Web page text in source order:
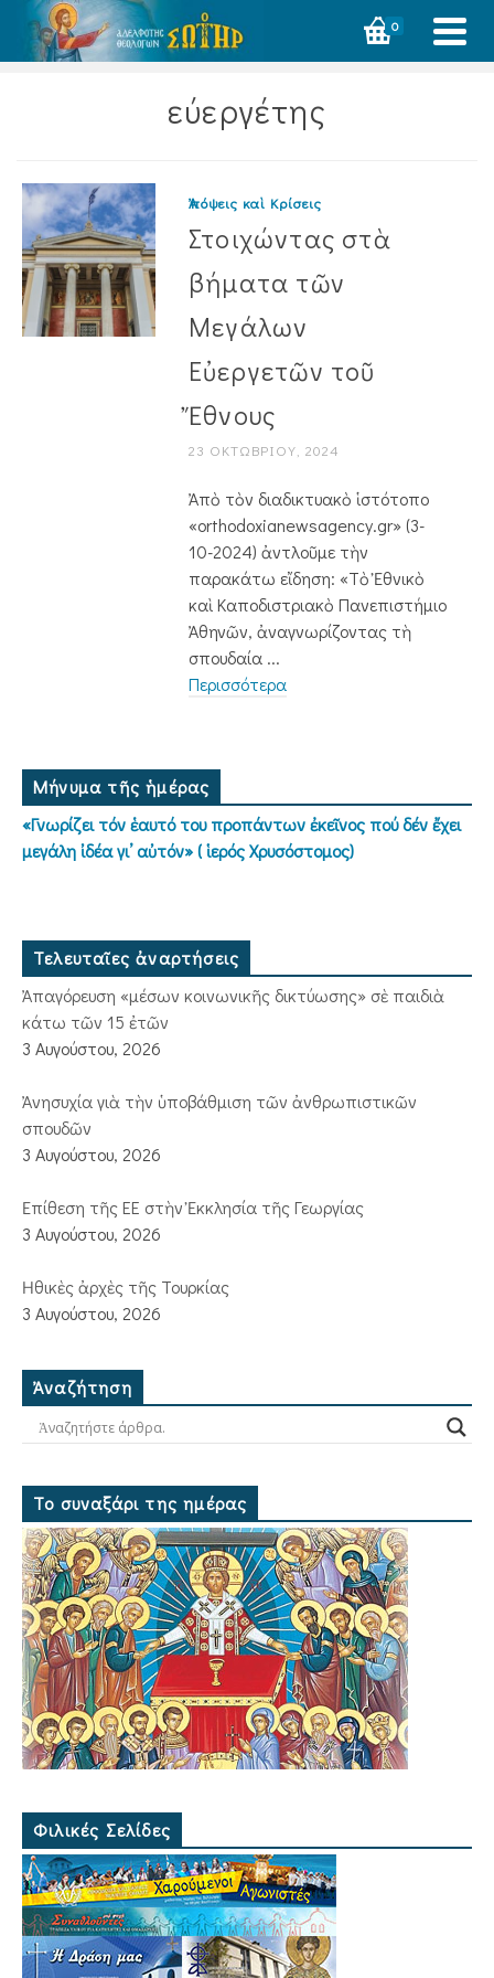
0
εύεργέτης
Ἀπόψεις καὶ Κρίσεις
Στοιχώντας στὰ
βήματα τῶν
Μεγάλων
Εὐεργετῶν τοῦ
Ἔθνους
23 ΟΚΤΩΒΡΊΟΥ, 2024
Ἀπὸ τὸν διαδικτυακὸ ἱστότοπο
«ortho­do­xianewsagency.gr» (3-
10-2024) ἀντλοῦ­με τὴν
παρακάτω εἴδηση: «Τὸ Ἐθνικὸ
καὶ Καποδιστριακὸ Παν­επιστήμιο
Ἀθηνῶν, ἀναγνωρίζοντας τὴ
σπουδαία ...
Περισσότερα
Μήνυμα τῆς ἡμέρας
«Γνωρίζει τόν ἑαυτό του προπάντων ἐκεῖνος πού δέν ἔχει
μεγάλη ἰδέα γι’ αὐτόν» ( ἱερός Χρυσόστομος)
Τελευταῖες ἀναρτήσεις
Ἀπαγόρευση «μέσων κοινωνικῆς δικτύωσης» σὲ παιδιὰ
κάτω τῶν 15 ἐτῶν
3 Αυγούστου, 2026
Ἀνησυχία γιὰ τὴν ὑποβάθμιση τῶν ἀνθρωπιστικῶν
σπουδῶν
3 Αυγούστου, 2026
Ἐπίθεση τῆς ΕΕ στὴν Ἐκκλησία τῆς Γεωργίας
3 Αυγούστου, 2026
Ἠθικὲς ἀρχὲς τῆς Τουρκίας
3 Αυγούστου, 2026
Ἀναζήτηση
Το συναξάρι της ημέρας
Φιλικές Σελίδες